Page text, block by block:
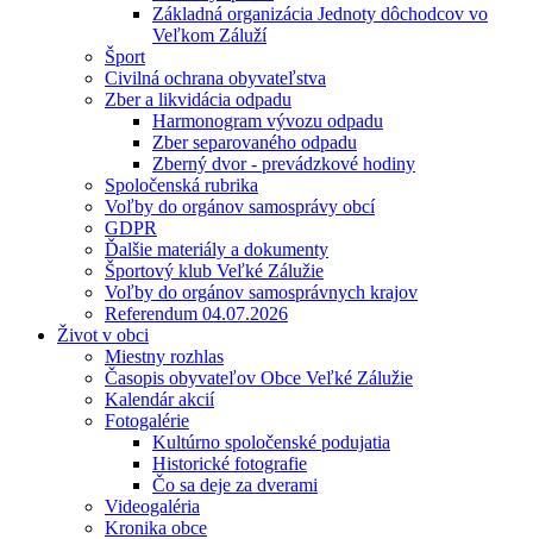
Základná organizácia Jednoty dôchodcov vo
Veľkom Záluží
Šport
Civilná ochrana obyvateľstva
Zber a likvidácia odpadu
Harmonogram vývozu odpadu
Zber separovaného odpadu
Zberný dvor - prevádzkové hodiny
Spoločenská rubrika
Voľby do orgánov samosprávy obcí
GDPR
Ďalšie materiály a dokumenty
Športový klub Veľké Zálužie
Voľby do orgánov samosprávnych krajov
Referendum 04.07.2026
Život v obci
Miestny rozhlas
Časopis obyvateľov Obce Veľké Zálužie
Kalendár akcií
Fotogalérie
Kultúrno spoločenské podujatia
Historické fotografie
Čo sa deje za dverami
Videogaléria
Kronika obce